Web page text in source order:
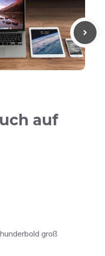
auf
groß